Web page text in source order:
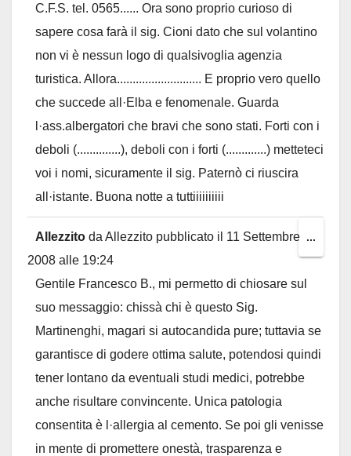
C.F.S. tel. 0565...... Ora sono proprio curioso di
sapere cosa farà il sig. Cioni dato che sul volantino
non vi è nessun logo di qualsivoglia agenzia
turistica. Allora........................... E proprio vero quello
che succede all·Elba e fenomenale. Guarda
l·ass.albergatori che bravi che sono stati. Forti con i
deboli (..............), deboli con i forti (.............) metteteci
voi i nomi, sicuramente il sig. Paternò ci riuscira
all·istante. Buona notte a tuttiiiiiiiiii
Allezzito da Allezzito pubblicato il 11 Settembre
2008 alle 19:24
Gentile Francesco B., mi permetto di chiosare sul
suo messaggio: chissà chi è questo Sig.
Martinenghi, magari si autocandida pure; tuttavia se
garantisce di godere ottima salute, potendosi quindi
tener lontano da eventuali studi medici, potrebbe
anche risultare convincente. Unica patologia
consentita è l·allergia al cemento. Se poi gli venisse
in mente di promettere onestà, trasparenza e
...
this